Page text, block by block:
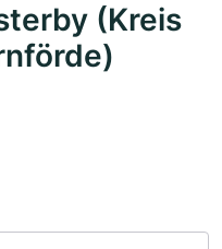
(Kreis